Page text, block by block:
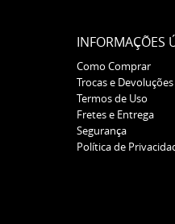
INFORMAÇÕES
Como Comprar
Trocas e Devoluções
Termos de Uso
Fretes e Entrega
Segurança
Política de